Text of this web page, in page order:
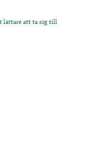
lättare att ta sig till